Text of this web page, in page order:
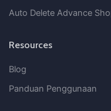
Auto Delete Advance
Resources
Blog
Panduan Penggunaan